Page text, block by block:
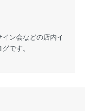
ン会などの店内イ
です。